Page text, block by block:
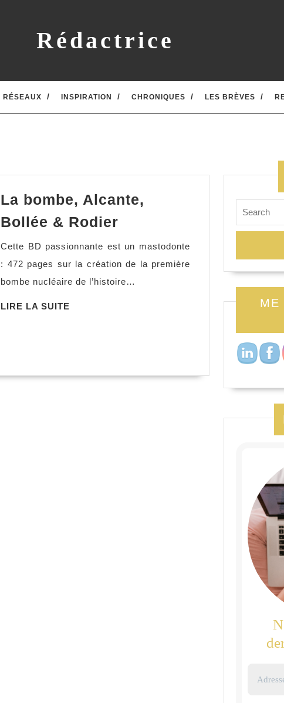
Rédactrice
RÉSEAUX INSPIRATION CHRONIQUES LES BRÈVES
La bombe, Alcante,
Bollée & Rodier
Alcante,
Bollée
&
Cette BD passionnante est un mastodonte
: 472 pages sur la création de la première
bombe nucléaire de l’histoire…
LIRE LA SUITE
for:
ME